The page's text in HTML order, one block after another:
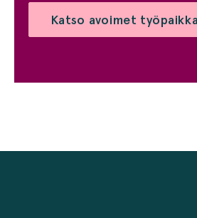
Katso avoimet